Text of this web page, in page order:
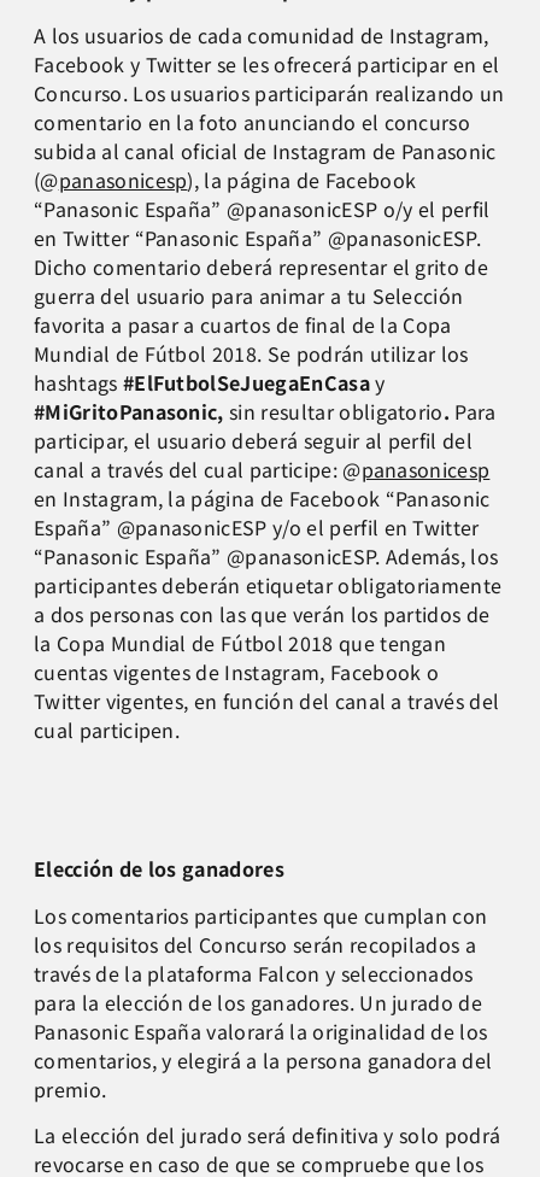
A los usuarios de cada comunidad de Instagram,
Facebook y Twitter se les ofrecerá participar en el
Concurso. Los usuarios participarán realizando un
comentario en la foto anunciando el concurso
subida al canal oficial de Instagram de Panasonic
(@panasonicesp), la página de Facebook
“Panasonic España” @panasonicESP o/y el perfil
en Twitter “Panasonic España” @panasonicESP.
Dicho comentario deberá representar el grito de
guerra del usuario para animar a tu Selección
favorita a pasar a cuartos de final de la Copa
Mundial de Fútbol 2018. Se podrán utilizar los
hashtags #ElFutbolSeJuegaEnCasay
#MiGritoPanasonic,sin resultar obligatorio. Para
participar, el usuario deberá seguir al perfil del
canal a través del cual participe: @panasonicesp
en Instagram, la página de Facebook “Panasonic
España” @panasonicESP y/o el perfil en Twitter
“Panasonic España” @panasonicESP. Además, los
participantes deberán etiquetar obligatoriamente
a dos personas con las que verán los partidos de
la Copa Mundial de Fútbol 2018 que tengan
cuentas vigentes de Instagram, Facebook o
Twitter vigentes, en función del canal a través del
cual participen.
Elección de los ganadores
Los comentarios participantes que cumplan con
los requisitos del Concurso serán recopilados a
través de la plataforma Falcon y seleccionados
para la elección de los ganadores. Un jurado de
Panasonic España valorará la originalidad de los
comentarios, y elegirá a la persona ganadora del
premio.
La elección del jurado será definitiva y solo podrá
revocarse en caso de que se compruebe que los